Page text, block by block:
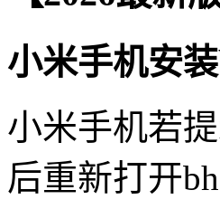
小米手机安
小米手机若
后重新打开